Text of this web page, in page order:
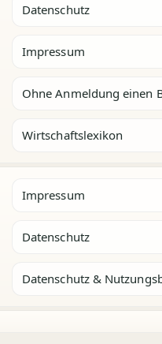
Datenschutz
Impressum
Ohne Anmeldung einen
Wirtschaftslexikon
Impressum
Datenschutz
Datenschutz &